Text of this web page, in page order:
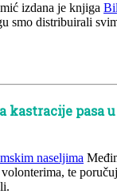
izdana je knjiga
smo distribuirali
kastracije pasa
naseljima
te